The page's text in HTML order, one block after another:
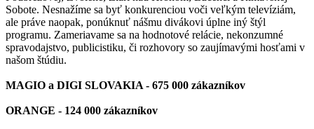
Sobote. Nesnažíme sa byť konkurenciou voči veľkým televíziám,
ale práve naopak, ponúknuť nášmu divákovi úplne iný štýl
programu. Zameriavame sa na hodnotové relácie, nekonzumné
spravodajstvo, publicistiku, či rozhovory so zaujímavými hosťami v
našom štúdiu.
MAGIO a DIGI SLOVAKIA - 675 000 zákazníkov
ORANGE - 124 000 zákazníkov